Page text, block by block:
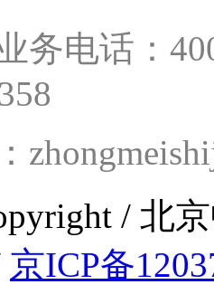
务电话：
/ 北
京ICP备